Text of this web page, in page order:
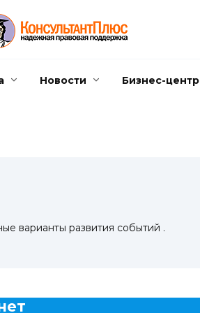
Новости Бизнес-центр
варианты развития событий .